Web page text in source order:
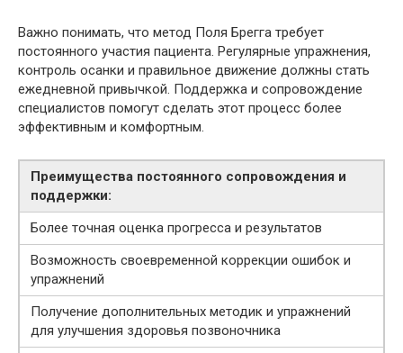
Важно понимать, что метод Поля Брегга требует
постоянного участия пациента. Регулярные упражнения,
контроль осанки и правильное движение должны стать
ежедневной привычкой. Поддержка и сопровождение
специалистов помогут сделать этот процесс более
эффективным и комфортным.
Преимущества постоянного сопровождения и
поддержки:
Более точная оценка прогресса и результатов
Возможность своевременной коррекции ошибок и
упражнений
Получение дополнительных методик и упражнений
для улучшения здоровья позвоночника